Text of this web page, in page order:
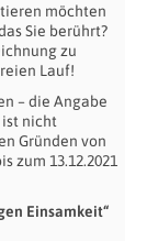
möchten
Sie berührt?
zu
Lauf!
– die Angabe
ist nicht
Gründen von
zum 13.12.2021
Einsamkeit“